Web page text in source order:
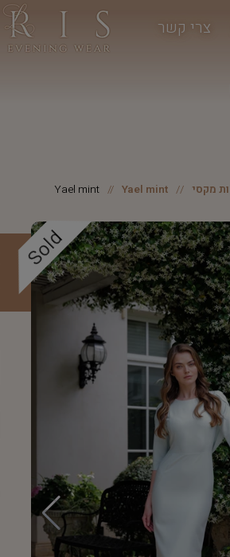
צרי קשר
מקסי Yael mint
Yael mint
Sold